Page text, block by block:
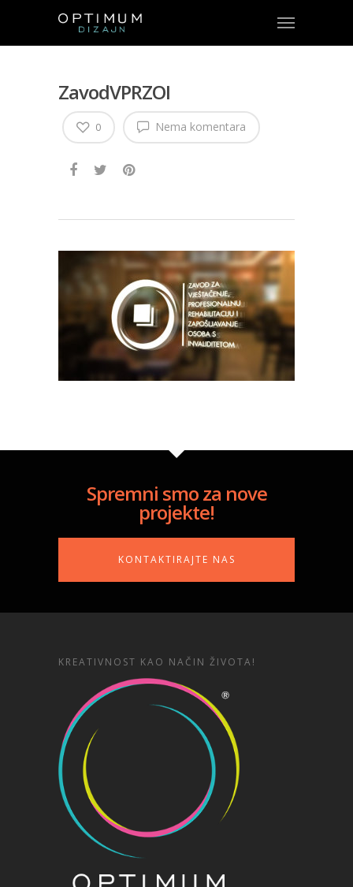
ZavodVPRZOI
Nema komentara
0
Spremni smo za nove
projekte!
KONTAKTIRAJTE NAS
KREATIVNOST KAO NAČIN ŽIVOTA!